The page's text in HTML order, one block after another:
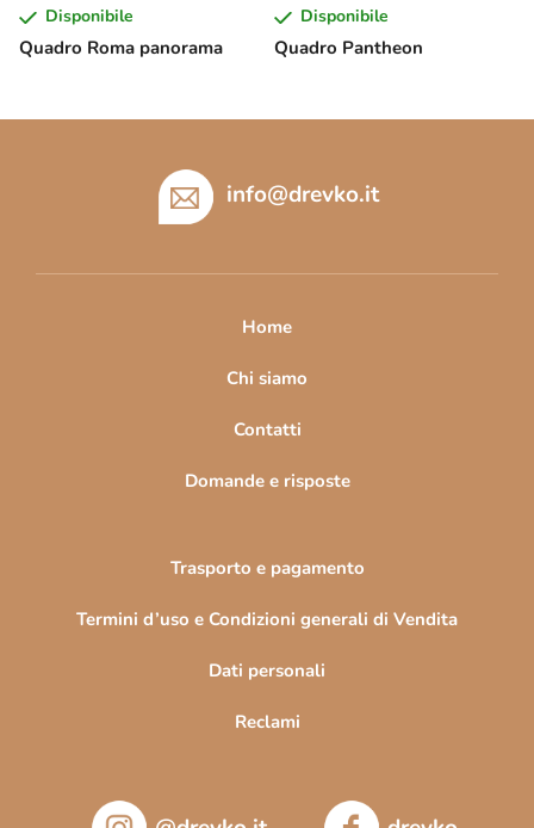
Quadro Roma panorama
Disponibile
Quadro Pantheon
Disponibile
info@drevko.it
Home
Chi siamo
Contatti
Domande e risposte
Trasporto e pagamento
Termini d’uso e Condizioni generali di Vendita
Dati personali
Reclami